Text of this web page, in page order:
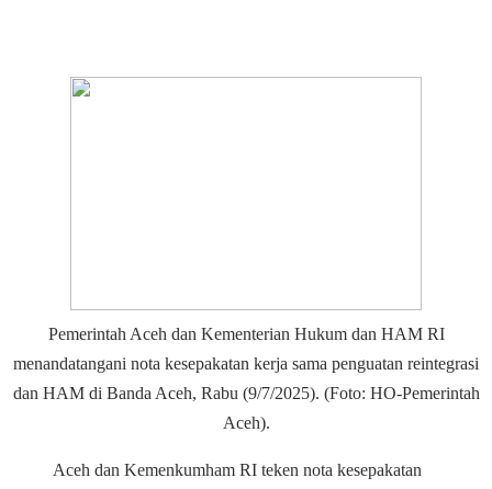
Pemerintah Aceh dan Kementerian Hukum dan HAM RI
menandatangani nota kesepakatan kerja sama penguatan reintegrasi
dan HAM di Banda Aceh, Rabu (9/7/2025). (Foto: HO-Pemerintah
Aceh).
Aceh dan Kemenkumham RI teken nota kesepakatan